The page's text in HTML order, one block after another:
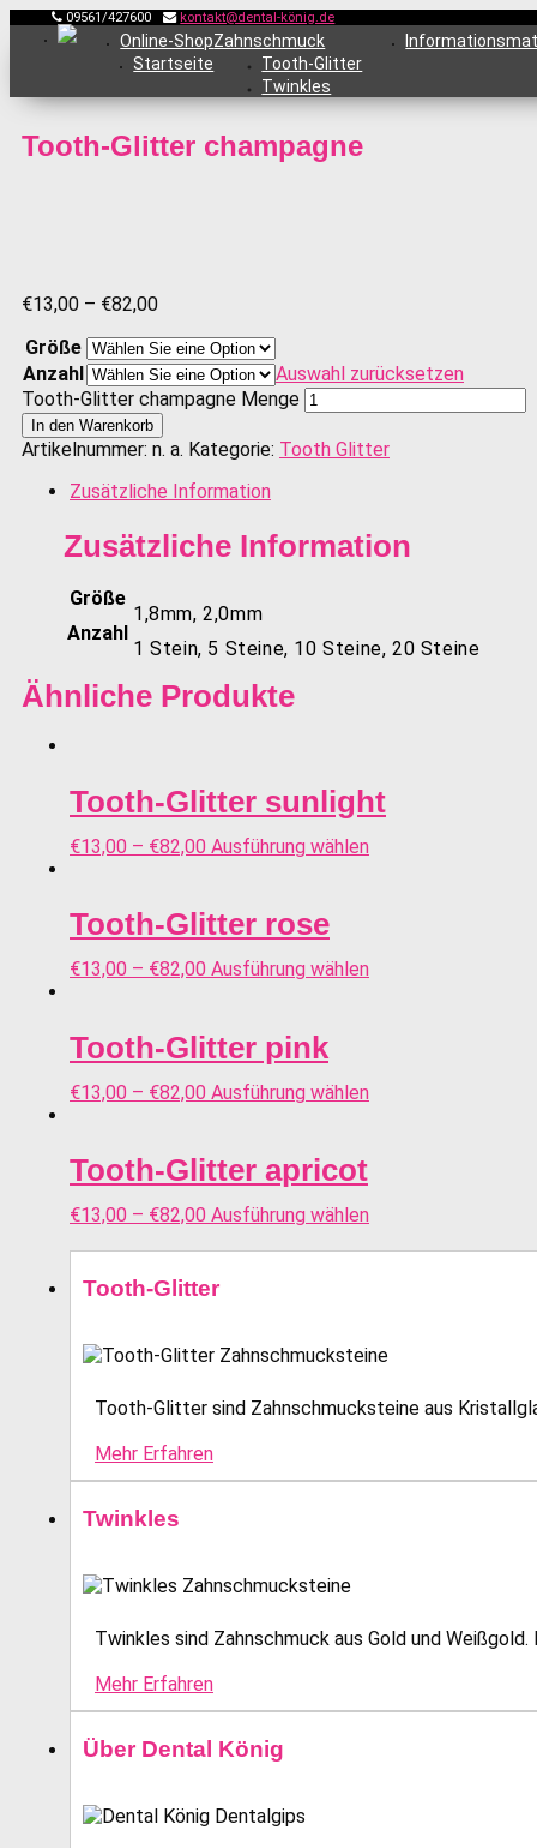
09561/427600 kontakt@dental-könig.de
Zahnschmuck
Tooth-Glitter
Twinkles
Online-Shop
Startseite
Tooth-Glitter champagne
€13,00 – €82,00
Größe
Anzahl
Auswahl zurücksetzen
Tooth-Glitter champagne Menge
In den Warenkorb
Artikelnummer: n. a. Kategorie: Tooth Glitter
Zusätzliche Information
Zusätzliche Information
Größe
1,8mm, 2,0mm
Anzahl
1 Stein, 5 Steine, 10 Steine, 20 Steine
Ähnliche Produkte
Tooth-Glitter sunlight
€13,00 – €82,00 Ausführung wählen
Tooth-Glitter rose
€13,00 – €82,00 Ausführung wählen
Tooth-Glitter pink
€13,00 – €82,00 Ausführung wählen
Tooth-Glitter apricot
€13,00 – €82,00 Ausführung wählen
Tooth-Glitter
Tooth-Glitter sind Zahnschmucksteine aus
Mehr Erfahren
Twinkles
Twinkles sind Zahnschmuck aus Gold und
Mehr Erfahren
Über Dental König